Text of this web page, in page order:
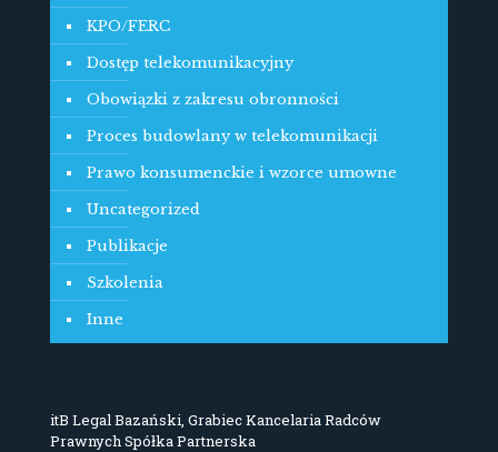
KPO/FERC
Dostęp telekomunikacyjny
Obowiązki z zakresu obronności
Proces budowlany w telekomunikacji
Prawo konsumenckie i wzorce umowne
Uncategorized
Publikacje
Szkolenia
Inne
itB Legal Bazański, Grabiec Kancelaria Radców
Prawnych Spółka Partnerska